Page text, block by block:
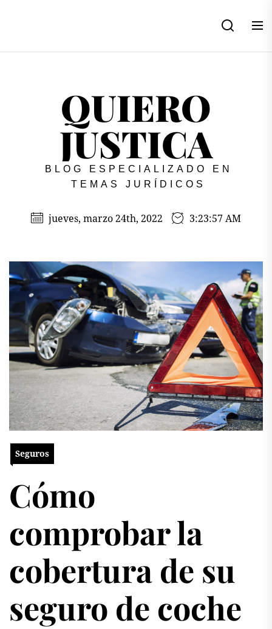
content
QUIERO
JUSTICA
BLOG ESPECIALIZADO EN
TEMAS JURÍDICOS
jueves, marzo 24th, 2022 3:23:57 AM
Seguros
Cómo
comprobar la
cobertura de su
seguro de coche